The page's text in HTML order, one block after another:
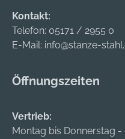
Kontakt:
Telefon: 05171 / 2955 0
E-Mail: info@stanze-
Öffnungszeiten
Vertrieb:
Montag bis Donnerstag -